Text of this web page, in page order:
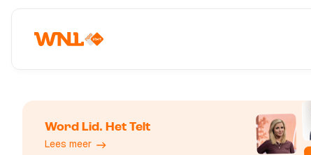
Word Lid. Het Telt
Lees meer